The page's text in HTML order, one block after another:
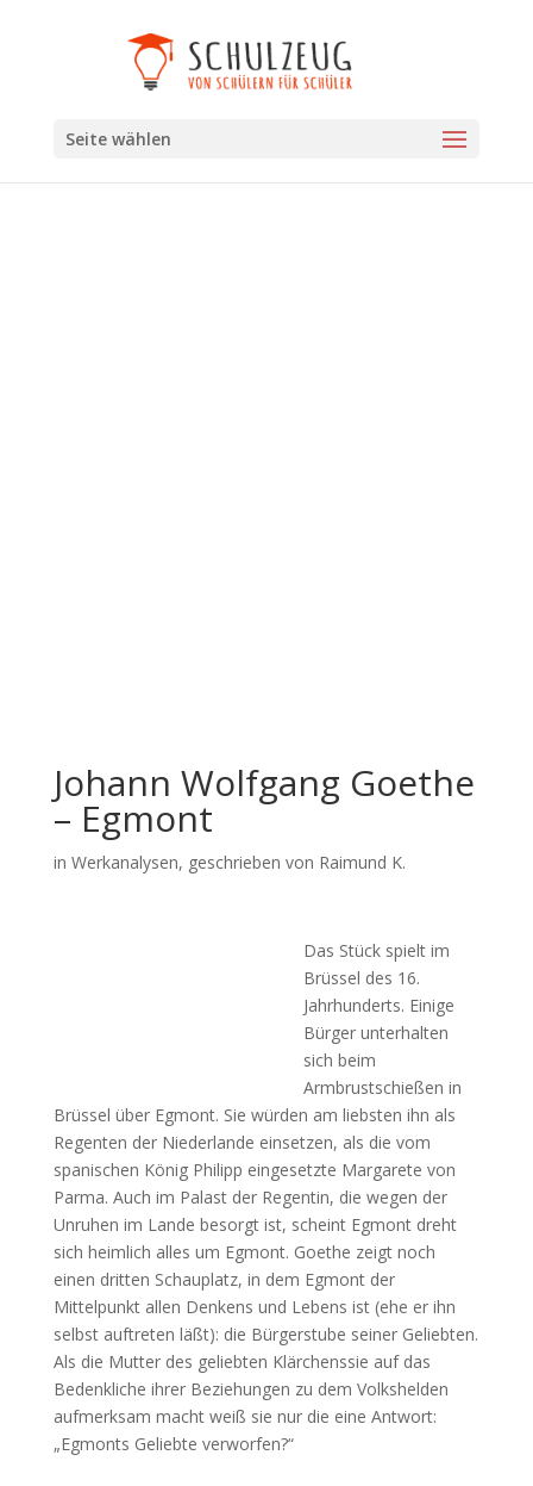
Seite wählen
Johann Wolfgang Goethe
– Egmont
in Werkanalysen, geschrieben von Raimund K.
Das Stück spielt im
Brüssel des 16.
Jahrhunderts. Einige
Bürger unterhalten
sich beim
Armbrustschießen in
Brüssel über Egmont. Sie würden am liebsten ihn als
Regenten der Niederlande einsetzen, als die vom
spanischen König Philipp eingesetzte Margarete von
Parma. Auch im Palast der Regentin, die wegen der
Unruhen im Lande besorgt ist, scheint Egmont dreht
sich heimlich alles um Egmont. Goethe zeigt noch
einen dritten Schauplatz, in dem Egmont der
Mittelpunkt allen Denkens und Lebens ist (ehe er ihn
selbst auftreten läßt): die Bürgerstube seiner Geliebten.
Als die Mutter des geliebten Klärchenssie auf das
Bedenkliche ihrer Beziehungen zu dem Volkshelden
aufmerksam macht weiß sie nur die eine Antwort:
„Egmonts Geliebte verworfen?“